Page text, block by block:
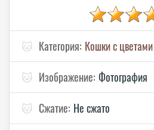
🐱 Категория: Кошки с цветами
🐱 Изображение: Фотография
🐱 Сжатие: Не сжато